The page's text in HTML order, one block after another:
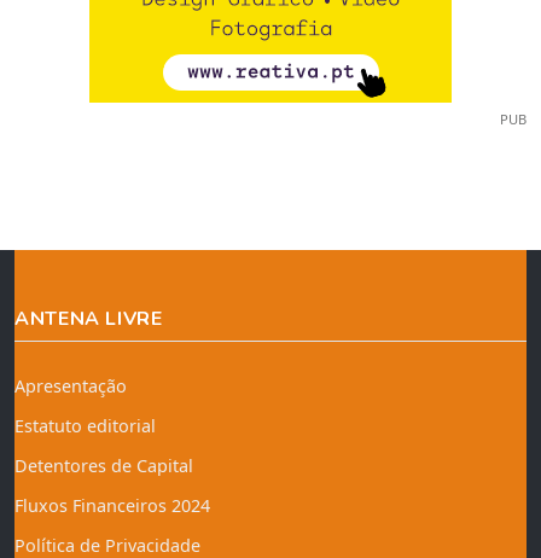
PUB
ANTENA LIVRE
Apresentação
Estatuto editorial
Detentores de Capital
Fluxos Financeiros 2024
Política de Privacidade